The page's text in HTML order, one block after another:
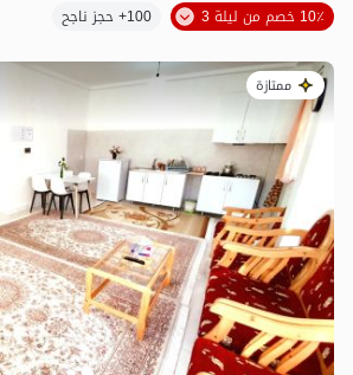
10٪ خصم من ليلة 3
100+ حجز ناجح
ممتازة